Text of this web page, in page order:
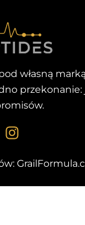
własną marką
przekonanie:
I
s
a